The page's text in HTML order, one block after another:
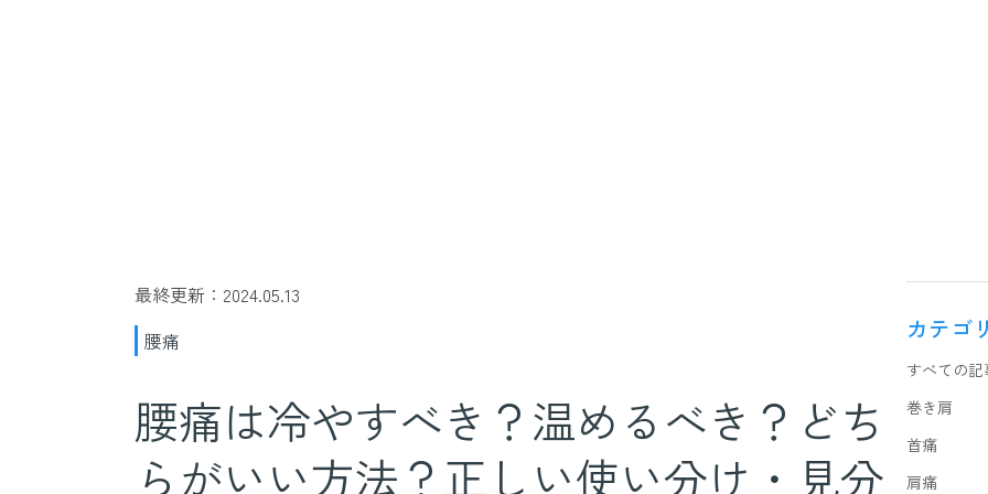
最終更新：2024.05.13
腰痛
腰痛は冷やすべき？温めるべき？どち
らがいい方法？正しい使い分け・見分
カテゴ
すべての記
巻き肩
首痛
肩痛